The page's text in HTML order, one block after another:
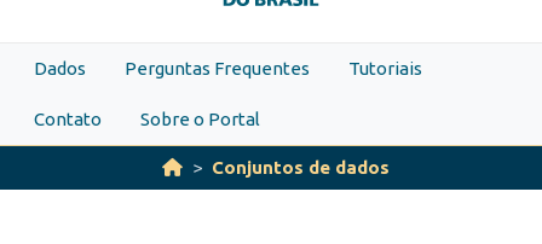
Dados Perguntas Frequentes Tutoriais
Contato Sobre o Portal
Conjuntos de dados